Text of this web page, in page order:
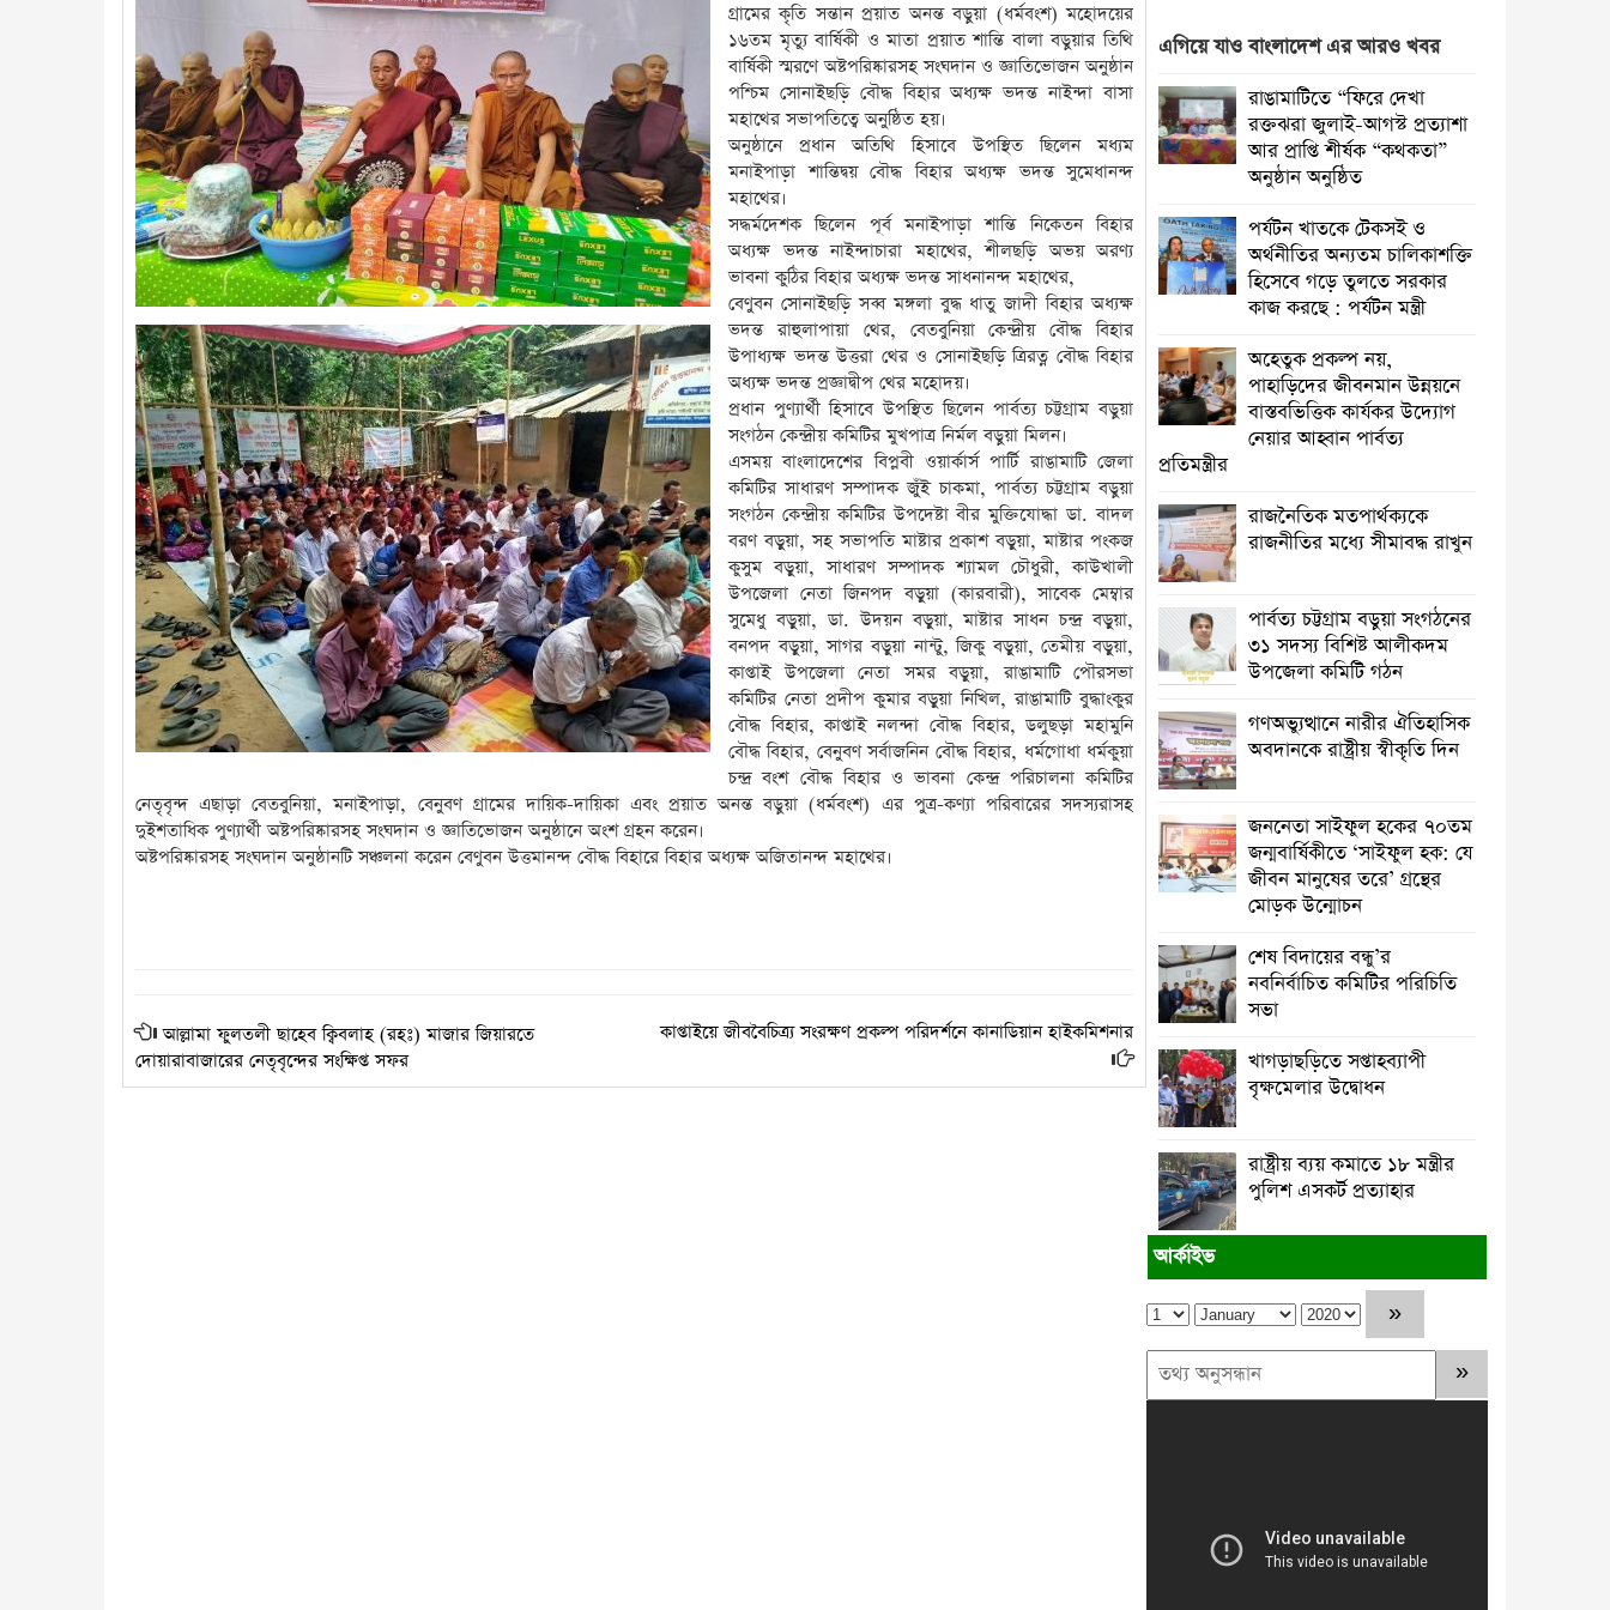
গ্রামের কৃতি সন্তান প্রয়াত অনন্ত বড়ুয়া (ধর্মবংশ) মহোদয়ের
১৬তম মৃত্যু বার্ষিকী ও মাতা প্রয়াত শান্তি বালা বড়ুয়ার তিথি
বার্ষিকী স্মরণে অষ্টপরিষ্কারসহ সংঘদান ও জ্ঞাতিভোজন অনুষ্ঠান
পশ্চিম সোনাইছড়ি বৌদ্ধ বিহার অধ্যক্ষ ভদন্ত নাইন্দা বাসা
মহাথের সভাপতিত্বে অনুষ্ঠিত হয়।
অনুষ্ঠানে প্রধান অতিথি হিসাবে উপস্থিত ছিলেন মধ্যম
মনাইপাড়া শান্তিদ্বয় বৌদ্ধ বিহার অধ্যক্ষ ভদন্ত সুমেধানন্দ
মহাথের।
সদ্ধর্মদেশক ছিলেন পূর্ব মনাইপাড়া শান্তি নিকেতন বিহার
অধ্যক্ষ ভদন্ত নাইন্দাচারা মহাথের, শীলছড়ি অভয় অরণ্য
ভাবনা কুঠির বিহার অধ্যক্ষ ভদন্ত সাধনানন্দ মহাথের,
বেণুবন সোনাইছড়ি সব্ব মঙ্গলা বুদ্ধ ধাতু জাদী বিহার অধ্যক্ষ
ভদন্ত রাহুলাপায়া থের, বেতবুনিয়া কেন্দ্রীয় বৌদ্ধ বিহার
উপাধ্যক্ষ ভদন্ত উত্তরা থের ও সোনাইছড়ি ত্রিরত্ন বৌদ্ধ বিহার
অধ্যক্ষ ভদন্ত প্রজ্ঞাদ্বীপ থের মহোদয়।
প্রধান পুণ্যার্থী হিসাবে উপস্থিত ছিলেন পার্বত্য চট্টগ্রাম বড়ুয়া
সংগঠন কেন্দ্রীয় কমিটির মুখপাত্র নির্মল বড়ুয়া মিলন।
এসময় বাংলাদেশের বিপ্লবী ওয়ার্কার্স পার্টি রাঙামাটি জেলা
কমিটির সাধারণ সম্পাদক জুঁই চাকমা, পার্বত্য চট্টগ্রাম বড়ুয়া
সংগঠন কেন্দ্রীয় কমিটির উপদেষ্টা বীর মুক্তিযোদ্ধা ডা. বাদল
বরণ বড়ুয়া, সহ সভাপতি মাষ্টার প্রকাশ বড়ুয়া, মাষ্টার পংকজ
কুসুম বড়ুয়া, সাধারণ সম্পাদক শ্যামল চৌধুরী, কাউখালী
উপজেলা নেতা জিনপদ বড়ুয়া (কারবারী), সাবেক মেম্বার
সুমেধু বড়ুয়া, ডা. উদয়ন বড়ুয়া, মাষ্টার সাধন চন্দ্র বড়ুয়া,
বনপদ বড়ুয়া, সাগর বড়ুয়া নান্টু, জিকু বড়ুয়া, তেমীয় বড়ুয়া,
কাপ্তাই উপজেলা নেতা সমর বড়ুয়া, রাঙামাটি পৌরসভা
কমিটির নেতা প্রদীপ কুমার বড়ুয়া নিখিল, রাঙামাটি বুদ্ধাংকুর
বৌদ্ধ বিহার, কাপ্তাই নলন্দা বৌদ্ধ বিহার, ডলুছড়া মহামুনি
বৌদ্ধ বিহার, বেনুবণ সর্বাজনিন বৌদ্ধ বিহার, ধর্মগোধা ধর্মকুয়া
চন্দ্র বংশ বৌদ্ধ বিহার ও ভাবনা কেন্দ্র পরিচালনা কমিটির
নেতৃবৃন্দ এছাড়া বেতবুনিয়া, মনাইপাড়া, বেনুবণ গ্রামের দায়িক-দায়িকা এবং প্রয়াত অনন্ত বড়ুয়া (ধর্মবংশ) এর পুত্ৰ-কণ্যা পরিবারের সদস্যরাসহ
দুইশতাধিক পুণ্যার্থী অষ্টপরিষ্কারসহ সংঘদান ও জ্ঞাতিভোজন অনুষ্ঠানে অংশ গ্রহন করেন।
অষ্টপরিষ্কারসহ সংঘদান অনুষ্ঠানটি সঞ্চলনা করেন বেণুবন উত্তমানন্দ বৌদ্ধ বিহারে বিহার অধ্যক্ষ অজিতানন্দ মহাথের।
আল্লামা ফুলতলী ছাহেব ক্বিবলাহ (রহঃ) মাজার জিয়ারতে
দোয়ারাবাজারের নেতৃবৃন্দের সংক্ষিপ্ত সফর
কাপ্তাইয়ে জীববৈচিত্র্য সংরক্ষণ প্রকল্প পরিদর্শনে কানাডিয়ান হাইকমিশনার
অহেতুক প্রকল্প নয়, পাহাড়িদের
জীবনমান উন্নয়নে বাস্তবভিত্তিক কার্যকর
উদ্যোগ নেয়ার আহ্বান পার্বত্য প্রতিমন্ত্রীর
তাহসিনা রুশদীর লুনা এমপি’র সা‌থে
ট্রাস্টিবৃন্দের সাক্ষাৎ
নির্যাতন এবং এক লাখ টাকা মুক্তিপণ
দাবির অভিযোগ : খাগড়াছড়ি প্রেসক্লাবে
সংবাদ সম্মেলন
পার্বত্য চট্টগ্রামে মা-শিশুর পুষ্টি ও দুর্যোগ
ঝুঁকি কমাতে সমন্বিত প্রকল্প
রাঙামাটিতে চাঁদার দাবিতে ফলন্ত বাগান
কেটে দেওয়ায় নিন্দা জানিয়েছে পিসিএনপি
কেন্দ্রীয় কমিটি
রাজনৈতিক মতপার্থক্যকে রাজনীতির মধ্যে
সীমাবদ্ধ রাখুন
পার্বত্য চট্টগ্রাম বড়ুয়া সংগঠনের ৩১ সদস্য
বিশিষ্ট আলীকদম উপজেলা কমিটি গঠন
গণঅভ্যুত্থানে নারীর ঐতিহাসিক অবদানকে
রাষ্ট্রীয় স্বীকৃতি দিন
কাপ্তাইয়ে ভ্রাম্যমাণ আদালতে জরিমানা
আদায়
জননেতা সাইফুল হকের ৭০তম
জন্মবার্ষিকীতে ‘সাইফুল হক: যে জীবন
মানুষের তরে’ গ্রন্থের মোড়ক উন্মোচন
আত্রাইয়ে স্কুলছাত্রীকে ডেকে নিয়ে ধর্ষণের
অভিযোগ
রাঙ্গুনিয়াতে ৭ বছরের নাতনিকে ধর্ষণের
চেষ্টার অভিযোগে নানা গ্রেপ্তার
শেষ বিদায়ের বন্ধু’র নবনির্বাচিত কমিটির
পরিচিতি সভা
‘সাইফুল হক : যে জীবন মানুষের তরে’
গ্রন্থের মোড়ক উন্মোচন
খাগড়াছড়িতে উল্টো রথযাত্রায় শেষ হলো
গত দুইবছর ধরে রাষ্ট্র বৈষম্যবিরোধী
জুলাই গণঅভ্যুত্থানের উল্টো দিকে হাটছে
ভাসমান পেয়ারা হাটে উচ্চ শব্দে গান :
জনভোগান্তি
এগিয়ে যাও বাংলাদেশ এর আরও খবর
রাঙামাটিতে “ফিরে দেখা
রক্তঝরা জুলাই-আগস্ট প্রত্যাশা
আর প্রাপ্তি শীর্ষক “কথকতা”
অনুষ্ঠান অনুষ্ঠিত
পর্যটন খাতকে টেকসই ও
অর্থনীতির অন্যতম চালিকাশক্তি
হিসেবে গড়ে তুলতে সরকার
কাজ করছে : পর্যটন মন্ত্রী
অহেতুক প্রকল্প নয়,
পাহাড়িদের জীবনমান উন্নয়নে
বাস্তবভিত্তিক কার্যকর উদ্যোগ
নেয়ার আহ্বান পার্বত্য
প্রতিমন্ত্রীর
রাজনৈতিক মতপার্থক্যকে
রাজনীতির মধ্যে সীমাবদ্ধ রাখুন
পার্বত্য চট্টগ্রাম বড়ুয়া সংগঠনের
৩১ সদস্য বিশিষ্ট আলীকদম
উপজেলা কমিটি গঠন
গণঅভ্যুত্থানে নারীর ঐতিহাসিক
অবদানকে রাষ্ট্রীয় স্বীকৃতি দিন
জননেতা সাইফুল হকের ৭০তম
জন্মবার্ষিকীতে ‘সাইফুল হক: যে
জীবন মানুষের তরে’ গ্রন্থের
মোড়ক উন্মোচন
শেষ বিদায়ের বন্ধু’র
নবনির্বাচিত কমিটির পরিচিতি
সভা
খাগড়াছড়িতে সপ্তাহব্যাপী
বৃক্ষমেলার উদ্বোধন
রাষ্ট্রীয় ব্যয় কমাতে ১৮ মন্ত্রীর
পুলিশ এসকর্ট প্রত্যাহার
আর্কাইভ